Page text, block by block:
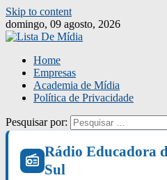
Skip to content
domingo, 09 agosto, 2026
Home
Empresas
Academia de Mídia
Política de Privacidade
Pesquisar por:
Rádio Educadora
Sul